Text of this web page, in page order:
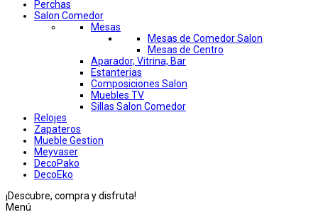
Perchas
Salon Comedor
Mesas
Mesas de Comedor Salon
Mesas de Centro
Aparador, Vitrina, Bar
Estanterias
Composiciones Salon
Muebles TV
Sillas Salon Comedor
Relojes
Zapateros
Mueble Gestion
Meyvaser
DecoPako
DecoEko
¡Descubre, compra y disfruta!
Menú